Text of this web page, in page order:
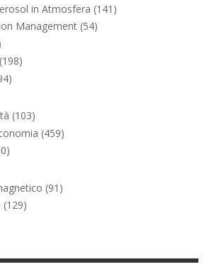
in Atmosfera (141)
Management (54)
(198)
(103)
(459)
(91)
(129)